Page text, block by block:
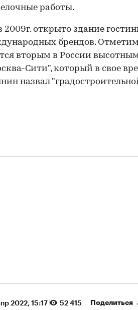
работы.
открыто здание
брендов.
вторым в России
Сити", который в свое
назвал
2022, 15:17 52 415 Поделиться